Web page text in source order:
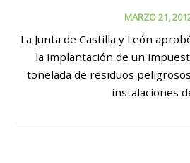
MARZO 21,
La Junta de Castilla y León
la implantación de un
tonelada de residuos
instalaciones